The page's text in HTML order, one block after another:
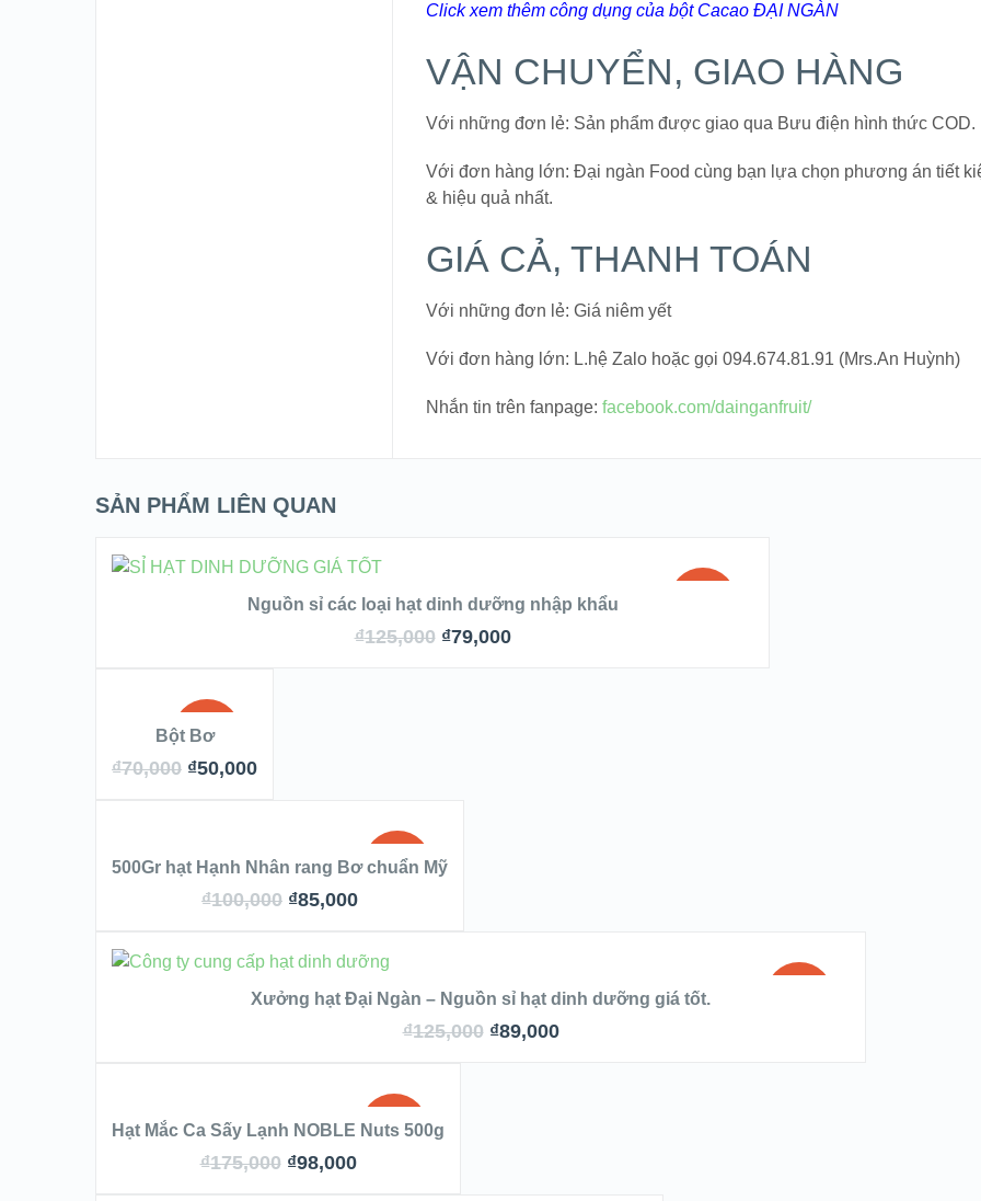
Click xem thêm công dụng của bột Cacao ĐẠI NGÀN
VẬN CHUYỂN, GIAO HÀNG
Với những đơn lẻ: Sản phẩm được giao qua Bưu điện hình thức COD.
Với đơn hàng lớn: Đại ngàn Food cùng bạn lựa chọn phương án tiết
& hiệu quả nhất.
GIÁ CẢ, THANH TOÁN
Với những đơn lẻ: Giá niêm yết
Với đơn hàng lớn: L.hệ Zalo hoặc gọi 094.674.81.91 (Mrs.An Huỳnh)
Nhắn tin trên fanpage:facebook.com/dainganfruit/
SẢN PHẨM LIÊN QUAN
THÊM VÀO GIỎ HÀNG
Nguồn sỉ các loại hạt dinh dưỡng nhập khẩu
₫125,000 ₫79,000
SALE!
VIEW DETAILS
Bột Bơ
₫70,000 ₫50,000
SALE!
QUICK LOOK
VIEW DETAILS
500Gr hạt Hạnh Nhân rang Bơ chuẩn Mỹ
₫100,000 ₫85,000
VIEW DETAILS
Xưởng hạt Đại Ngàn – Nguồn sỉ hạt dinh dưỡng giá tốt.
₫125,000 ₫89,000
SALE!
Hạt Mắc Ca Sấy Lạnh NOBLE Nuts 500g
₫175,000 ₫98,000